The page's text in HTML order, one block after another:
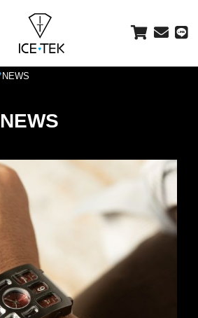
NEWS
NEWS